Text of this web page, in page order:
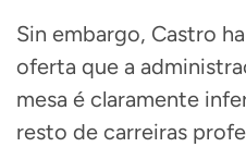
Sin embargo, Castro
oferta que a
mesa é claramente
resto de carreiras